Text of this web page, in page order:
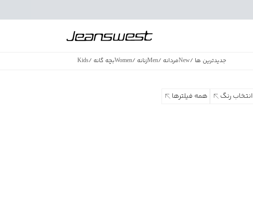
جدیدترین ها /
Newمردانه /
Menزنانه /
Womenبچه گانه /
Kids
انتخاب رنگ همه فیلترها